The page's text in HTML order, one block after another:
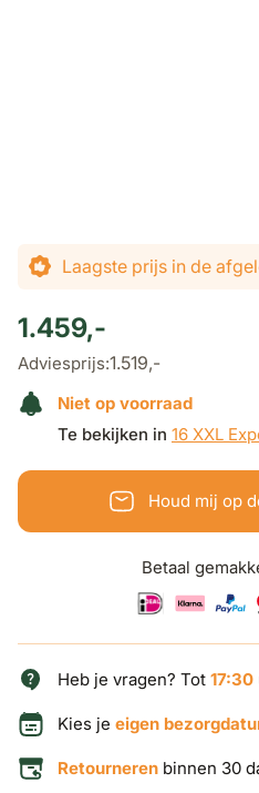
De prijs is afhankelijk van de
Laagste prijs in de
1.459,-
Adviesprijs:1.519,-
Niet op voorraad
Te bekijken in 16 XXL
Houd mij op
Betaal
Heb je vragen? Tot 17:30
Kies je eigen
Retourneren binnen 30